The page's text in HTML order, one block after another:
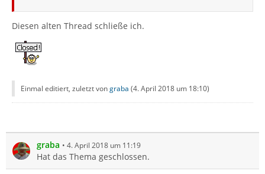
Diesen alten Thread schließe ich.
Einmal editiert, zuletzt vongraba (4. April 2018 um 18:10)
graba 4. April 2018 um 11:19
Hat das Thema geschlossen.